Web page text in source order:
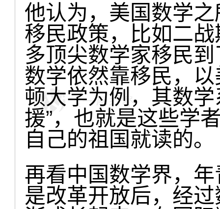
他认为，美国数学
移民政策，比如二
多顶尖数学家移民
数学依然靠移民，
顿大学为例，其数
援”，也就是这些学
自己的祖国就读的。
再看中国数学界，
是改革开放后，经